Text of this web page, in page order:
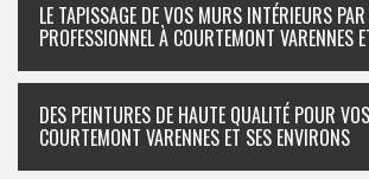
LE TAPISSAGE DE VOS MURS INTÉRIEURS
PROFESSIONNEL À COURTEMONT VARENNES
DES PEINTURES DE HAUTE QUALITÉ POUR
COURTEMONT VARENNES ET SES ENVIRONS